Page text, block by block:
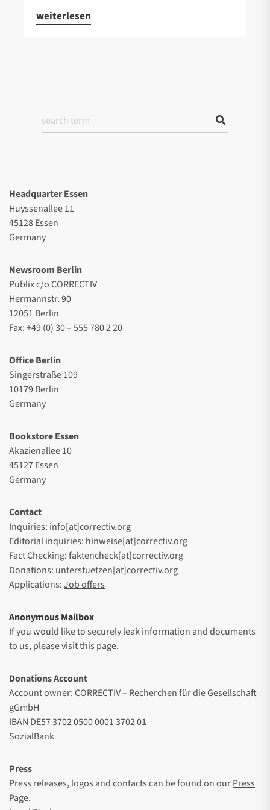
weiterlesen
Headquarter Essen
Huyssenallee 11
45128 Essen
Germany
Newsroom Berlin
Publix c/o CORRECTIV
Hermannstr. 90
12051 Berlin
Fax: +49 (0) 30 – 555 780 2 20
Office Berlin
Singerstraße 109
10179 Berlin
Germany
Bookstore Essen
Akazienallee 10
45127 Essen
Germany
Contact
Inquiries: info[at]correctiv.org
Editorial inquiries: hinweise[at]correctiv.org
Fact Checking: faktencheck[at]correctiv.org
Donations: unterstuetzen[at]correctiv.org
Applications:Job offers
Anonymous Mailbox
If you would like to securely leak information and documents
to us, please visitthis page.
Donations Account
Account owner: CORRECTIV – Recherchen für die Gesellschaft
gGmbH
IBAN DE57 3702 0500 0001 3702 01
SozialBank
Press
Press releases, logos and contacts can be found on ourPress
Page.